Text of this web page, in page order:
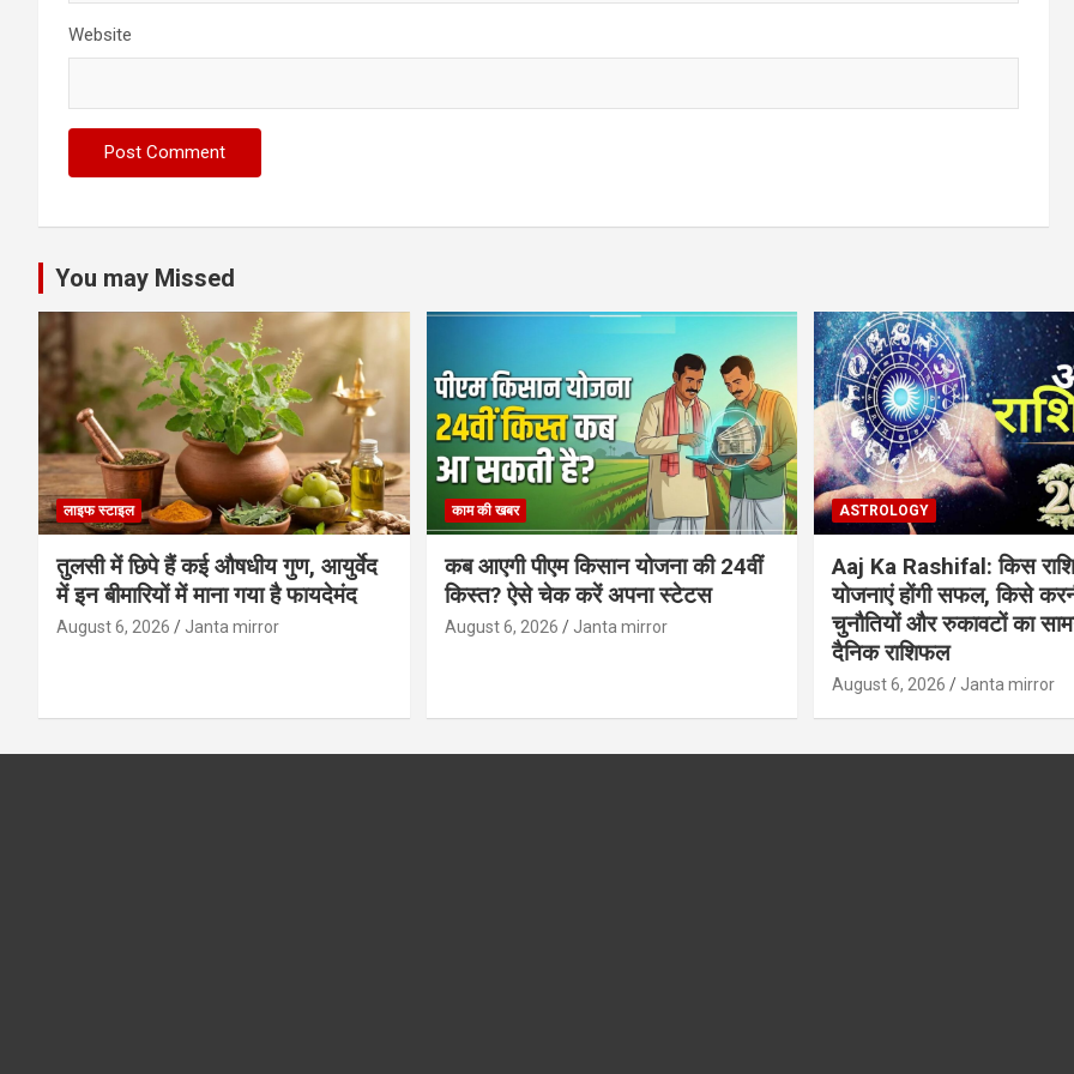
Website
You may Missed
लाइफ स्टाइल
तुलसी में छिपे हैं कई औषधीय गुण, आयुर्वेद
में इन बीमारियों में माना गया है फायदेमंद
August 6, 2026 Janta mirror
काम की खबर
कब आएगी पीएम किसान योजना की 24वीं
किस्त? ऐसे चेक करें अपना स्टेटस
August 6, 2026 Janta mirror
ASTROLOGY
Aaj Ka Rashifal: किस
योजनाएं होंगी सफल, किसे
चुनौतियों और रुकावटों का
दैनिक राशिफल
August 6, 2026 Janta mirror